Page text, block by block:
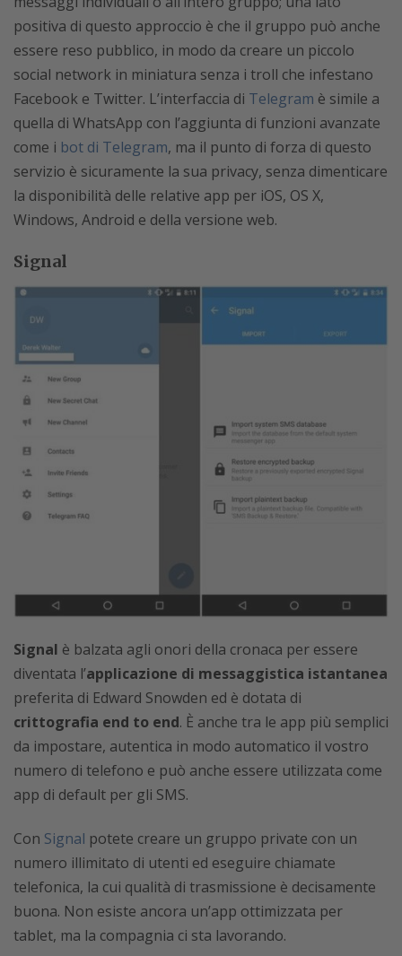
positiva di questo approccio è che il gruppo può anche
essere reso pubblico, in modo da creare un piccolo
social network in miniatura senza i troll che infestano
Facebook e Twitter. L’interfaccia di Telegram è simile a
quella di WhatsApp con l’aggiunta di funzioni avanzate
come i bot di Telegram, ma il punto di forza di questo
servizio è sicuramente la sua privacy, senza dimenticare
la disponibilità delle relative app per iOS, OS X,
Windows, Android e della versione web.
Signal
Signal è balzata agli onori della cronaca per essere
diventata l’applicazione di messaggistica istantanea
preferita di Edward Snowden ed è dotata di
crittografia end to end. È anche tra le app più semplici
da impostare, autentica in modo automatico il vostro
numero di telefono e può anche essere utilizzata come
app di default per gli SMS.
Con Signal potete creare un gruppo private con un
numero illimitato di utenti ed eseguire chiamate
telefonica, la cui qualità di trasmissione è decisamente
buona. Non esiste ancora un’app ottimizzata per
tablet, ma la compagnia ci sta lavorando.